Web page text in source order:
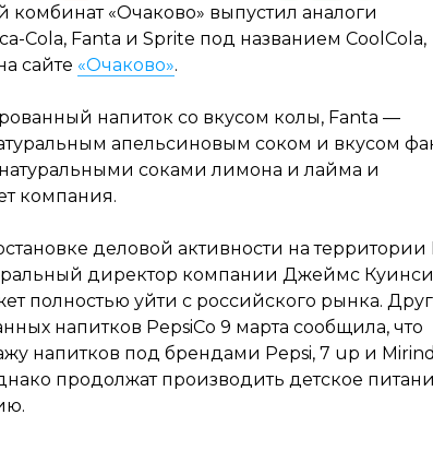
«Очаково» выпустил аналоги
Cola, Fanta и Sprite под названием CoolCola,
сайте «Очаково».
напиток со вкусом колы, Fanta —
апельсиновым соком и вкусом
соками лимона и лайма и
компания.
деловой активности на
директор компании Джеймс Куинси
полностью уйти с российского рынка.
напитков PepsiCo 9 марта сообщила, что
напитков под брендами Pepsi, 7 up и
продолжат производить детское